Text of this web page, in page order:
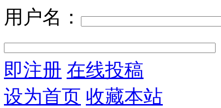
用户名：
即注册 在线投稿
设为首页 收藏本站